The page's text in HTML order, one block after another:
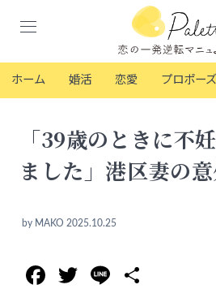
ホーム 婚活 恋愛 プロポーズ
「39歳のときに不
ました」港区妻の
by MAKO 2025.10.25
Facebook
Twitter
Line